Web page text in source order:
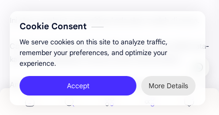
Ini akan membuat copywriting Anda akan mudah di cerna.
Caranya, Anda bisa gunakan striker tertentu dan sedikit kata-
kata yang menjelaskan terkait produk Anda tersebut.
Anda tidak perlu mengunggul-unggulkan produk Anda.
Cukup dengan memunjukan padanya, kalau produk Anda
Cookie Consent
We serve cookies on this site to analyze traffic,
remember your preferences, and optimize your
experience.
Accept More Details